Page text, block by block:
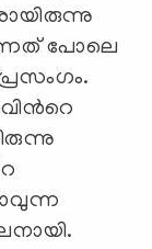
പോലെ